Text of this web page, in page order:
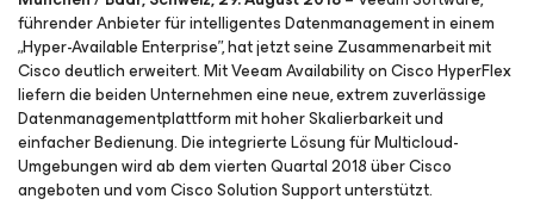
führender Anbieter für intelligentes Datenmanagement in einem
„Hyper-Available Enterprise”, hat jetzt seine Zusammenarbeit mit
Cisco deutlich erweitert. Mit Veeam Availability on Cisco HyperFlex
liefern die beiden Unternehmen eine neue, extrem zuverlässige
Datenmanagementplattform mit hoher Skalierbarkeit und
einfacher Bedienung. Die integrierte Lösung für Multicloud-
Umgebungen wird ab dem vierten Quartal 2018 über Cisco
angeboten und vom Cisco Solution Support unterstützt.